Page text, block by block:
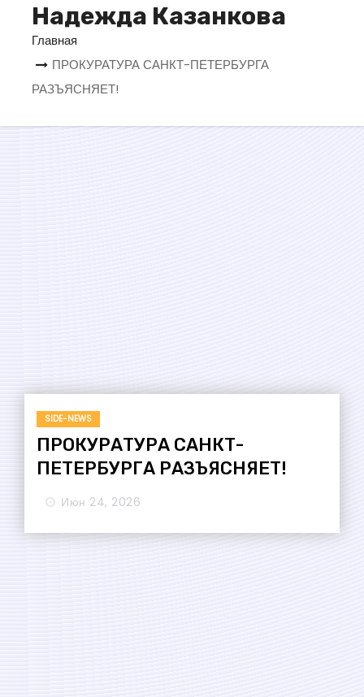
Надежда Казанкова
Главная
ПРОКУРАТУРА САНКТ-ПЕТЕРБУРГА
РАЗЪЯСНЯЕТ!
SIDE-NEWS
ПРОКУРАТУРА САНКТ-
ПЕТЕРБУРГА РАЗЪЯСНЯЕТ!
Июн 24, 2026